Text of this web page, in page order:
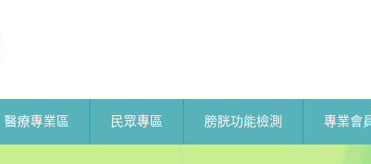
醫療專業區 民眾專區 膀胱功能檢測 專業會